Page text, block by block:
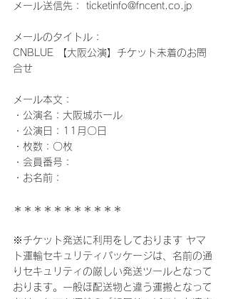
メール送信先： ticketinfo@fncent.co.jp
メールのタイトル：
CNBLUE 【大阪公演】チケット未着のお問
合せ
メール本文：
・公演名：大阪城ホール
・公演日：11月〇日
・枚数：〇枚
・会員番号：
・お名前：
＊＊＊＊＊＊＊＊＊＊＊
※チケット発送に利用をしております ヤマ
ト運輸セキュリティパッケージは、名前の通
りセキュリティの厳しい発送ツールとなって
おります。一般ほ配送物と違う運搬となって